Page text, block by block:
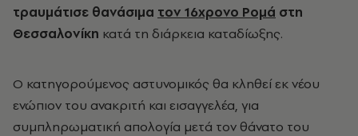
τραυμάτισε θανάσιμα τον 16χρονο Ρομά στη
Θεσσαλονίκη κατά τη διάρκεια καταδίωξης.
Ο κατηγορούμενος αστυνομικός θα κληθεί εκ νέου
ενώπιον του ανακριτή και εισαγγελέα, για
συμπληρωματική απολογία μετά τον θάνατο του